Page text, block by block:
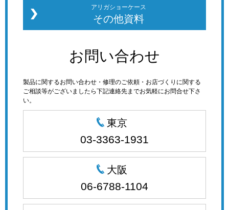
アリガショーケース
その他資料
お問い合わせ
製品に関するお問い合わせ・修理のご依頼・お店づくりに関する
ご相談等がございましたら下記連絡先までお気軽にお問合せ下さ
い。
東京
03-3363-1931
大阪
06-6788-1104